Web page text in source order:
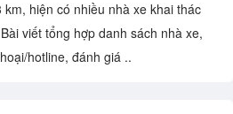
hiện có nhiều nhà xe khai thác
viết tổng hợp danh sách nhà xe,
hotline, đánh giá ..